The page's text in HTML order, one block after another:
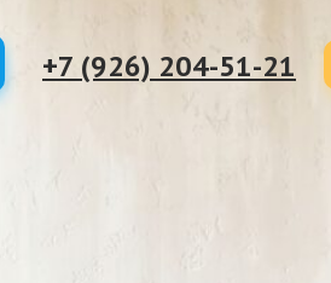
+7 (926) 204-51-21